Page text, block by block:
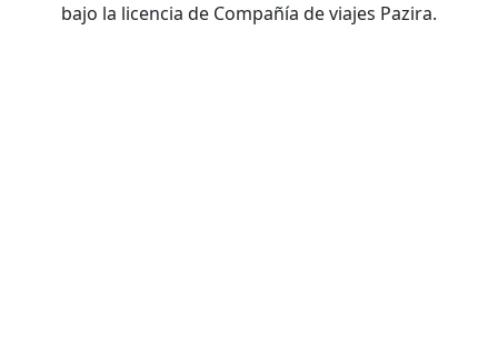
bajo la licencia de Compañía de viajes Pazira.